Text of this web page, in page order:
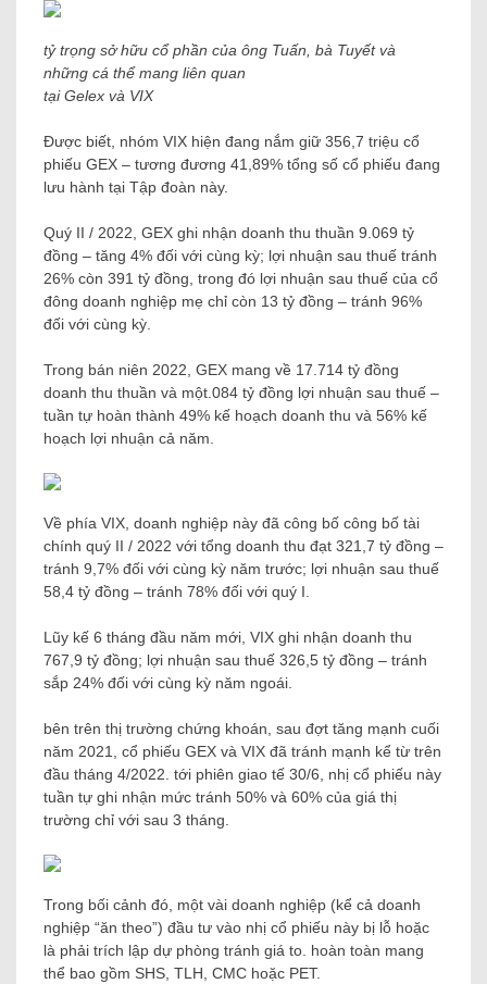
tỷ trọng sở hữu cổ phần của ông Tuấn, bà Tuyết và
những cá thể mang liên quan
tại Gelex và VIX
Được biết, nhóm VIX hiện đang nắm giữ 356,7 triệu cổ
phiếu GEX – tương đương 41,89% tổng số cổ phiếu đang
lưu hành tại Tập đoàn này.
Quý II / 2022, GEX ghi nhận doanh thu thuần 9.069 tỷ
đồng – tăng 4% đối với cùng kỳ; lợi nhuận sau thuế tránh
26% còn 391 tỷ đồng, trong đó lợi nhuận sau thuế của cổ
đông doanh nghiệp mẹ chỉ còn 13 tỷ đồng – tránh 96%
đối với cùng kỳ.
Trong bán niên 2022, GEX mang về 17.714 tỷ đồng
doanh thu thuần và một.084 tỷ đồng lợi nhuận sau thuế –
tuần tự hoàn thành 49% kế hoạch doanh thu và 56% kế
hoạch lợi nhuận cả năm.
Về phía VIX, doanh nghiệp này đã công bố công bố tài
chính quý II / 2022 với tổng doanh thu đạt 321,7 tỷ đồng –
tránh 9,7% đối với cùng kỳ năm trước; lợi nhuận sau thuế
58,4 tỷ đồng – tránh 78% đối với quý I.
Lũy kế 6 tháng đầu năm mới, VIX ghi nhận doanh thu
767,9 tỷ đồng; lợi nhuận sau thuế 326,5 tỷ đồng – tránh
sắp 24% đối với cùng kỳ năm ngoái.
bên trên thị trường chứng khoán, sau đợt tăng mạnh cuối
năm 2021, cổ phiếu GEX và VIX đã tránh mạnh kể từ trên
đầu tháng 4/2022. tới phiên giao tế 30/6, nhị cổ phiếu này
tuần tự ghi nhận mức tránh 50% và 60% của giá thị
trường chỉ với sau 3 tháng.
Trong bối cảnh đó, một vài doanh nghiệp (kể cả doanh
nghiệp “ăn theo”) đầu tư vào nhị cổ phiếu này bị lỗ hoặc
là phải trích lập dự phòng tránh giá to. hoàn toàn mang
thể bao gồm SHS, TLH, CMC hoặc PET.